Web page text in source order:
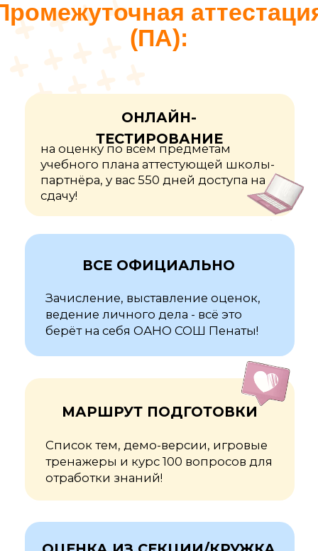
Играйте на тренажерах,
изучайте список тем и